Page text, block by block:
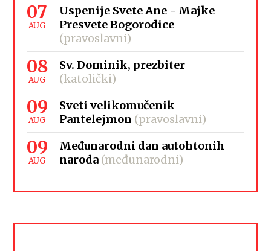
07
AUG
Uspenije Svete Ane - Majke
Presvete Bogorodice
(pravoslavni)
08
AUG
Sv. Dominik, prezbiter
(katolički)
09
AUG
Sveti velikomučenik
Pantelejmon (pravoslavni)
09
AUG
Međunarodni dan autohtonih
naroda (međunarodni)